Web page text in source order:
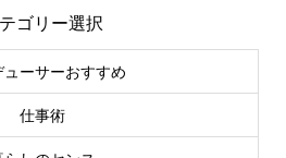
ゴリー選択
ューサーおすすめ
仕事術